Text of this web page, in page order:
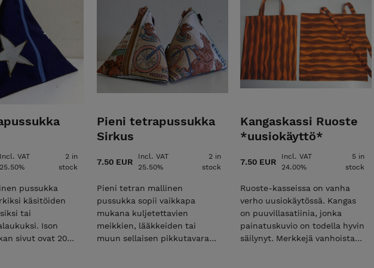
Incl. VAT
25.50%
2 in
stock
pussukka
käsitöiden
tai
Ison
sivut ovat 20
Pieni tetrapussukka
Sirkus
7.50 EUR
Incl. VAT
25.50%
2 in
stock
Pieni tetran mallinen
pussukka sopii vaikkapa
mukana kuljetettavien
meikkien, lääkkeiden tai
muun sellaisen pikkutavaran
Kangaskassi Ruoste
*uusiokäyttö*
7.50 EUR
Incl. VAT
24.00%
5 in
stock
Ruoste-kasseissa on vanha
verho uusiokäytössä. Kangas
on puuvillasatiinia, jonka
painatuskuvio on todella hyvin
säilynyt. Merkkejä vanhoista